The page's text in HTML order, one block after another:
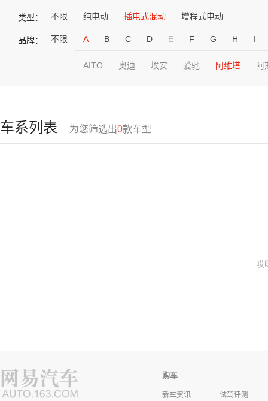
类型： 不限 纯电动 插电式混动 增程式电动
品牌： 不限 A B C D E F G H I
AITO 奥迪 埃安 爱驰 阿维塔 阿
车系列表 为您筛选出0款车型
哎
购车
新车资讯
试驾评测